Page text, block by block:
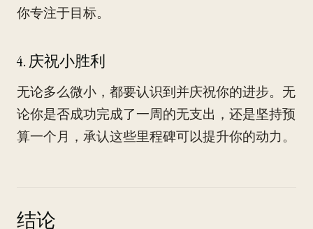
你专注于目标。
4. 庆祝小胜利
无论多么微小，都要认识到并庆祝你的进步。无
论你是否成功完成了一周的无支出，还是坚持预
算一个月，承认这些里程碑可以提升你的动力。
结论